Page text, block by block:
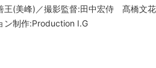
王(美峰)／撮影監督:田中宏侍 髙橋文
ン制作:Production I.G